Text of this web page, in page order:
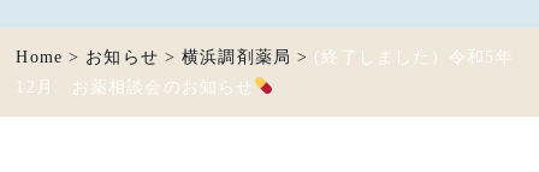
Home > お知らせ >横浜調剤薬局 > (終了しました）令和5年
12月 お薬相談会のお知らせ